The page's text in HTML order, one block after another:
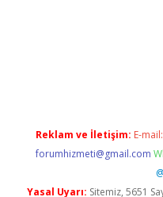
Reklam ve İletişim: E-mail:
forumhizmeti@gmail.com
Yasal Uyarı: Sitemiz, 5651